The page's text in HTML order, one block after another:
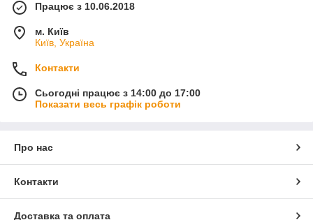
Працює з 10.06.2018
м. Київ
Київ, Україна
Контакти
Сьогодні працює з 14:00 до 17:00
Показати весь графік роботи
Про нас
Контакти
Доставка та оплата